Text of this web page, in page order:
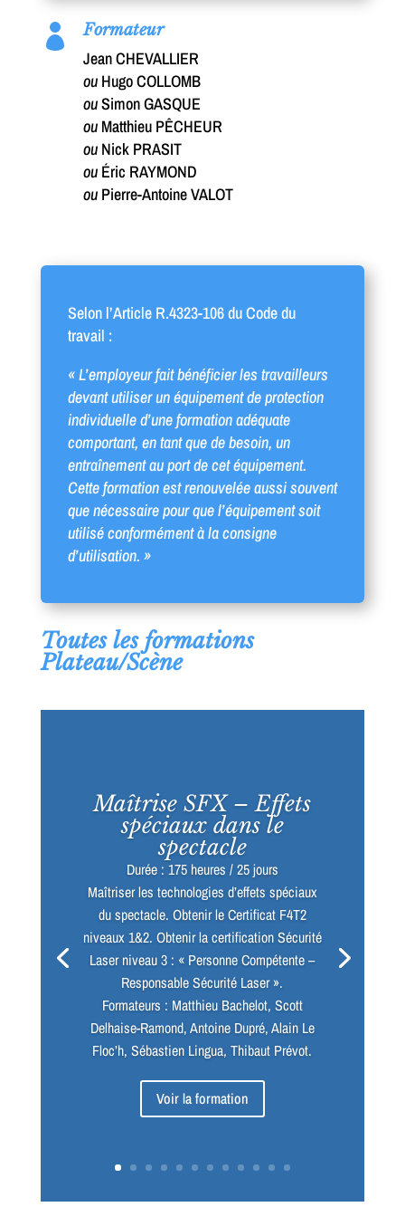
 Formateur
Jean CHEVALLIER
ouHugo COLLOMB
ouSimon GASQUE
ouMatthieu PÊCHEUR
ouNick PRASIT
ouÉric RAYMOND
ouPierre-Antoine VALOT
Selon l’Article R.4323-106 du Code du
travail :
« L’employeur fait bénéficier les travailleurs
devant utiliser un équipement de protection
individuelle d’une formation adéquate
comportant, en tant que de besoin, un
entraînement au port de cet équipement.
Cette formation est renouvelée aussi souvent
que nécessaire pour que l’équipement soit
utilisé conformément à la consigne
d’utilisation. »
Toutes les formations
Plateau/Scène
Maîtrise SFX – Effets
spéciaux dans le
spectacle
Durée : 175 heures / 25 jours
Maîtriser les technologies d’effets spéciaux
du spectacle. Obtenir le Certificat F4T2
niveaux 1&2. Obtenir la certification Sécurité
Laser niveau 3 : « Personne Compétente –
Responsable Sécurité Laser ».
Formateurs : Matthieu Bachelot, Scott
Delhaise-Ramond, Antoine Dupré, Alain Le
Floc’h, Sébastien Lingua, Thibaut Prévot.
Voir la formation